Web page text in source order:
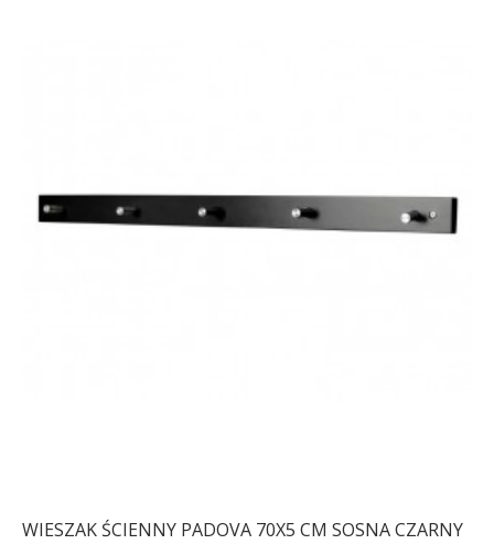
WIESZAK ŚCIENNY PADOVA 70X5 CM SOSNA CZARNY